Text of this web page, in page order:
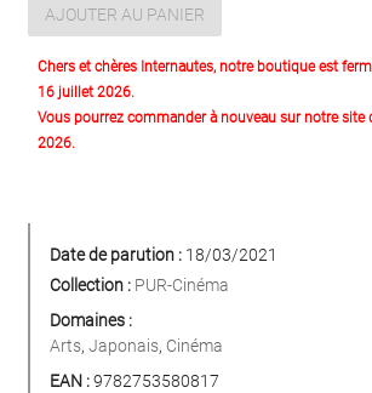
AJOUTER AU PANIER
Chers et chères Internautes, notre boutique est
16 juillet 2026.
Vous pourrez commander à nouveau sur notre site
2026.
Date de parution : 18/03/2021
Collection : PUR-Cinéma
Domaines :
Arts, Japonais, Cinéma
EAN :9782753580817